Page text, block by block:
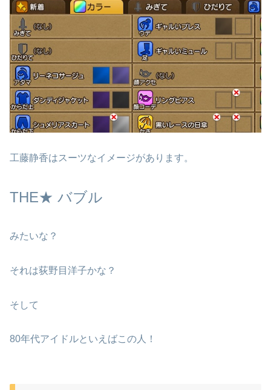
工藤静香はスーツなイメージがあります。
THE★ バブル
みたいな？
それは荻野目洋子かな？
そして
80年代アイドルといえばこの人！